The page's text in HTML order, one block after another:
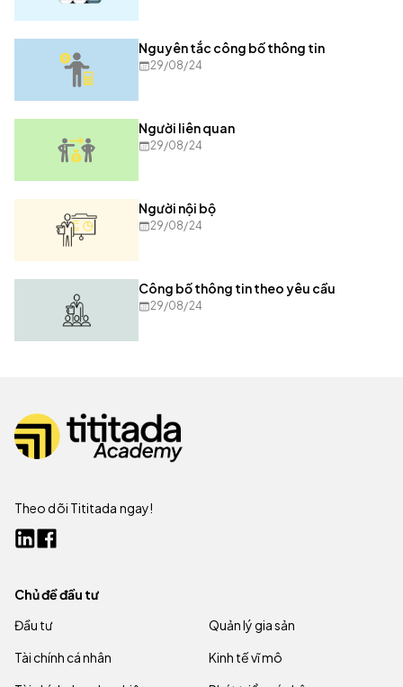
Nguyên tắc công bố thông tin
29/08/24
Người liên quan
29/08/24
Người nội bộ
29/08/24
Công bố thông tin theo yêu cầu
29/08/24
Theo dõi Tititada ngay!
Chủ đề đầu tư
Đầu tư
Quản lý gia sản
Tài chính cá nhân
Kinh tế vĩ mô